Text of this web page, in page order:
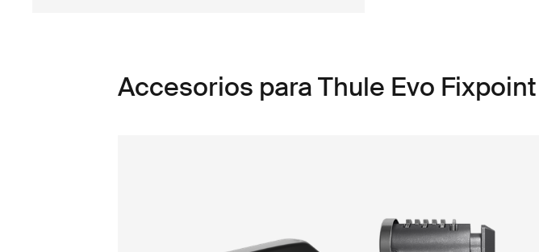
Accesorios para Thule Evo Fixpoint